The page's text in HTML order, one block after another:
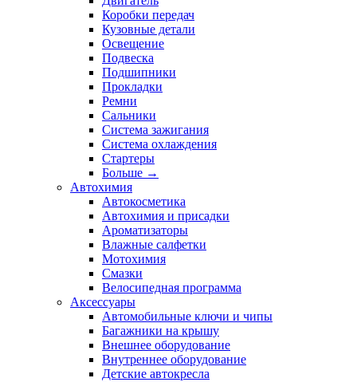
Коробки передач
Кузовные детали
Освещение
Подвеска
Подшипники
Прокладки
Ремни
Сальники
Система зажигания
Система охлаждения
Стартеры
Больше →
Автохимия
Автокосметика
Автохимия и присадки
Ароматизаторы
Влажные салфетки
Мотохимия
Смазки
Велосипедная программа
Аксессуары
Автомобильные ключи и чипы
Багажники на крышу
Внешнее оборудование
Внутреннее оборудование
Детские автокресла